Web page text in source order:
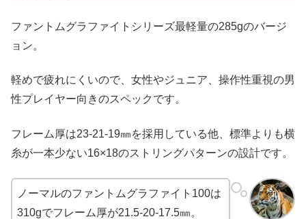
ファントムグラファイトシリーズ最軽量の285gのバージ
ョン。
軽めで疲れにくいので、女性やジュニア、操作性重視の男
性プレイヤー向きのスペックです。
フレーム厚は23-21-19㎜を採用している他、標準よりも横
糸が一本少ない16×18のストリングパターンの設計です。
ノーマルのファントムグラファイト100は
310gでフレーム厚が21.5-20-17.5㎜。